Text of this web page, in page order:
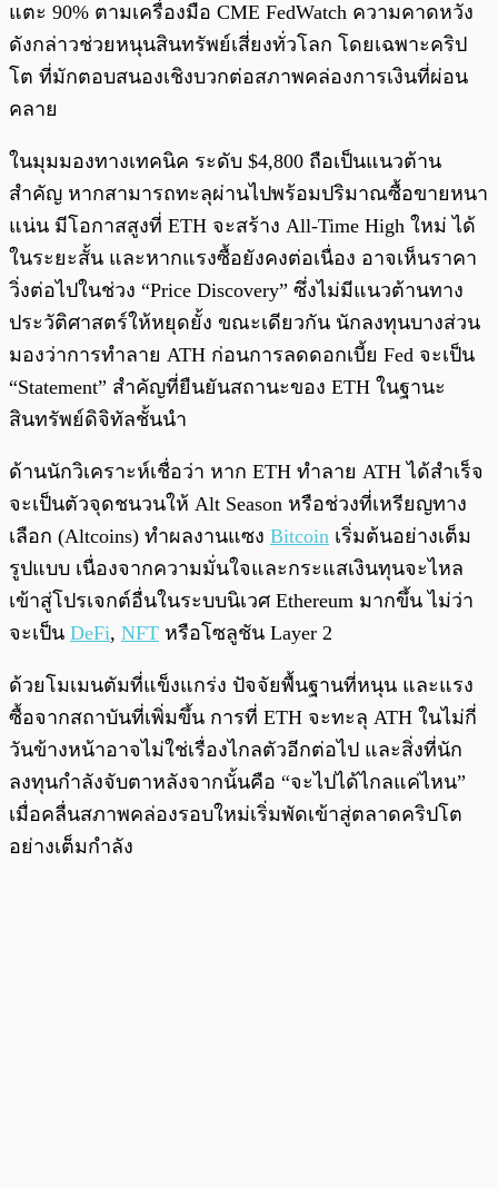
แตะ 90% ตามเครื่องมือ CME FedWatch ความคาดหวัง
ดังกล่าวช่วยหนุนสินทรัพย์เสี่ยงทั่วโลก โดยเฉพาะคริป
โต ที่มักตอบสนองเชิงบวกต่อสภาพคล่องการเงินที่ผ่อน
คลาย
ในมุมมองทางเทคนิค ระดับ $4,800 ถือเป็นแนวต้าน
สำคัญ หากสามารถทะลุผ่านไปพร้อมปริมาณซื้อขายหนา
แน่น มีโอกาสสูงที่ ETH จะสร้าง All-Time High ใหม่ ได้
ในระยะสั้น และหากแรงซื้อยังคงต่อเนื่อง อาจเห็นราคา
วิ่งต่อไปในช่วง “Price Discovery” ซึ่งไม่มีแนวต้านทาง
ประวัติศาสตร์ให้หยุดยั้ง ขณะเดียวกัน นักลงทุนบางส่วน
มองว่าการทำลาย ATH ก่อนการลดดอกเบี้ย Fed จะเป็น
“Statement” สำคัญที่ยืนยันสถานะของ ETH ในฐานะ
สินทรัพย์ดิจิทัลชั้นนำ
ด้านนักวิเคราะห์เชื่อว่า หาก ETH ทำลาย ATH ได้สำเร็จ
จะเป็นตัวจุดชนวนให้ Alt Season หรือช่วงที่เหรียญทาง
เลือก (Altcoins) ทำผลงานแซง Bitcoin เริ่มต้นอย่างเต็ม
รูปแบบ เนื่องจากความมั่นใจและกระแสเงินทุนจะไหล
เข้าสู่โปรเจกต์อื่นในระบบนิเวศ Ethereum มากขึ้น ไม่ว่า
จะเป็น DeFi, NFT หรือโซลูชัน Layer 2
ด้วยโมเมนตัมที่แข็งแกร่ง ปัจจัยพื้นฐานที่หนุน และแรง
ซื้อจากสถาบันที่เพิ่มขึ้น การที่ ETH จะทะลุ ATH ในไม่กี่
วันข้างหน้าอาจไม่ใช่เรื่องไกลตัวอีกต่อไป และสิ่งที่นัก
ลงทุนกำลังจับตาหลังจากนั้นคือ “จะไปได้ไกลแค่ไหน”
เมื่อคลื่นสภาพคล่องรอบใหม่เริ่มพัดเข้าสู่ตลาดคริปโต
อย่างเต็มกำลัง